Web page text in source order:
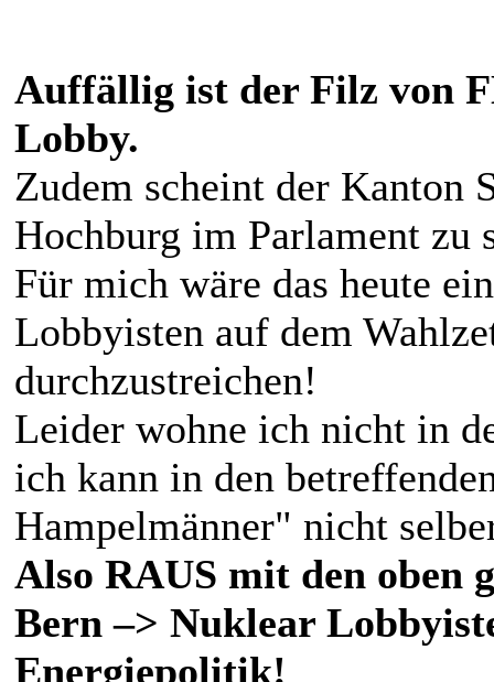
Auffällig ist der Filz von
Lobby.
Zudem scheint der Kanton
Hochburg im Parlament zu
Für mich wäre das heute
Lobbyisten auf dem
durchzustreichen!
Leider wohne ich nicht in
ich kann in den
Hampelmänner" nicht
Also RAUS mit den oben
Bern –> Nuklear
Energiepolitik!